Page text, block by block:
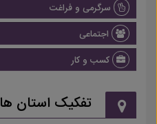
سرگرمی و فراغت
اجتماعی
کسب و کار
تفکیک استان ها